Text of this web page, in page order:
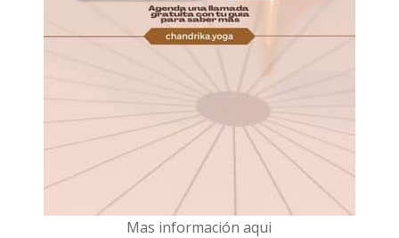
Mas información aqui